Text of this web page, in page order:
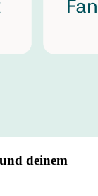
deinem